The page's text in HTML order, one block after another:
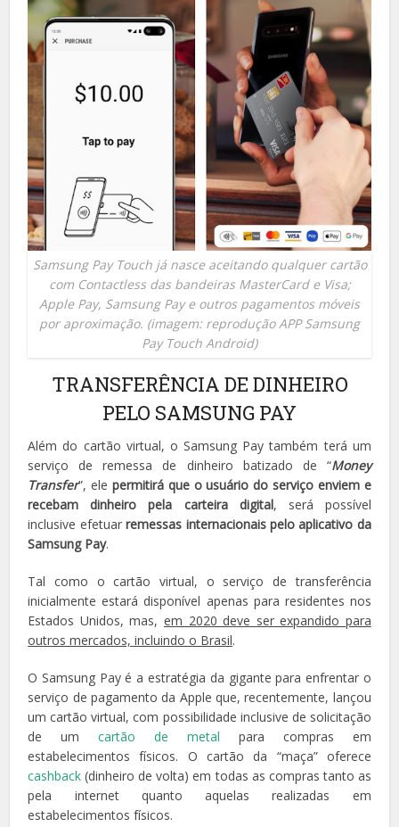
Samsung Pay Touch já nasce aceitando qualquer cartão
com Contactless das bandeiras MasterCard e Visa;
Apple Pay, Samsung Pay e outros pagamentos móveis
por aproximação. (imagem: reprodução APP Samsung
Pay Touch Android)
TRANSFERÊNCIA DE DINHEIRO
PELO SAMSUNG PAY
Além do cartão virtual, o Samsung Pay também terá um
serviço de remessa de dinheiro batizado de “Money
Transfer”, ele permitirá que o usuário do serviço enviem e
recebam dinheiro pela carteira digital, será possível
inclusive efetuarremessas internacionais pelo aplicativo da
Samsung Pay.
Tal como o cartão virtual, o serviço de transferência
inicialmente estará disponível apenas para residentes nos
Estados Unidos, mas, em 2020 deve ser expandido para
outros mercados, incluindo o Brasil.
O Samsung Pay é a estratégia da gigante para enfrentar o
serviço de pagamento da Apple que, recentemente, lançou
um cartão virtual, com possibilidade inclusive de solicitação
de umcartão de metal para compras em
estabelecimentos físicos. O cartão da “maça” oferece
cashback (dinheiro de volta) em todas as compras tanto as
pela internet quanto aquelas realizadas em
estabelecimentos físicos.